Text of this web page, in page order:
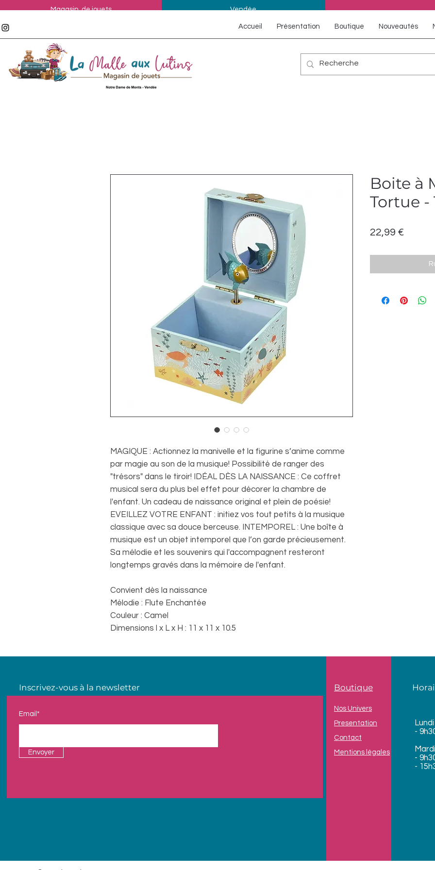
Magasin de jouets Vendée
Accueil Présentation Boutique Nouveautés
MAGIQUE : Actionnez la manivelle et la figurine s’anime comme
par magie au son de la musique! Possibilité de ranger des
"trésors" dans le tiroir! IDÉAL DÈS LA NAISSANCE : Ce coffret
musical sera du plus bel effet pour décorer la chambre de
l'enfant. Un cadeau de naissance original et plein de poésie!
EVEILLEZ VOTRE ENFANT : initiez vos tout petits à la musique
classique avec sa douce berceuse. INTEMPOREL : Une boîte à
musique est un objet intemporel que l’on garde précieusement.
Sa mélodie et les souvenirs qui l'accompagnent resteront
longtemps gravés dans la mémoire de l'enfant.
Convient dès la naissance
Mélodie : Flute Enchantée
Couleur : Camel
Dimensions l x L x H : 11 x 11 x 10.5
Boite à
Tortue -
22,99 €
Inscrivez-vous à la newsletter
Email*
Envoyer
Boutique
Nos Univers
Presentation
Contact
Mentions légales
-
-
-